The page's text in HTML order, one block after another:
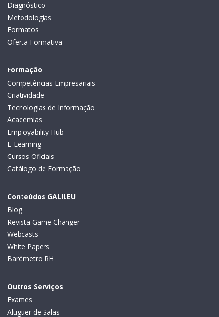
Diagnóstico
Metodologias
Formatos
Oferta Formativa
Formação
Competências Empresariais
Criatividade
Tecnologias de Informação
Academias
Employability Hub
E-Learning
Cursos Oficiais
Catálogo de Formação
Conteúdos GALILEU
Blog
Revista Game Changer
Webcasts
White Papers
Barómetro RH
Outros Serviços
Exames
Aluguer de Salas